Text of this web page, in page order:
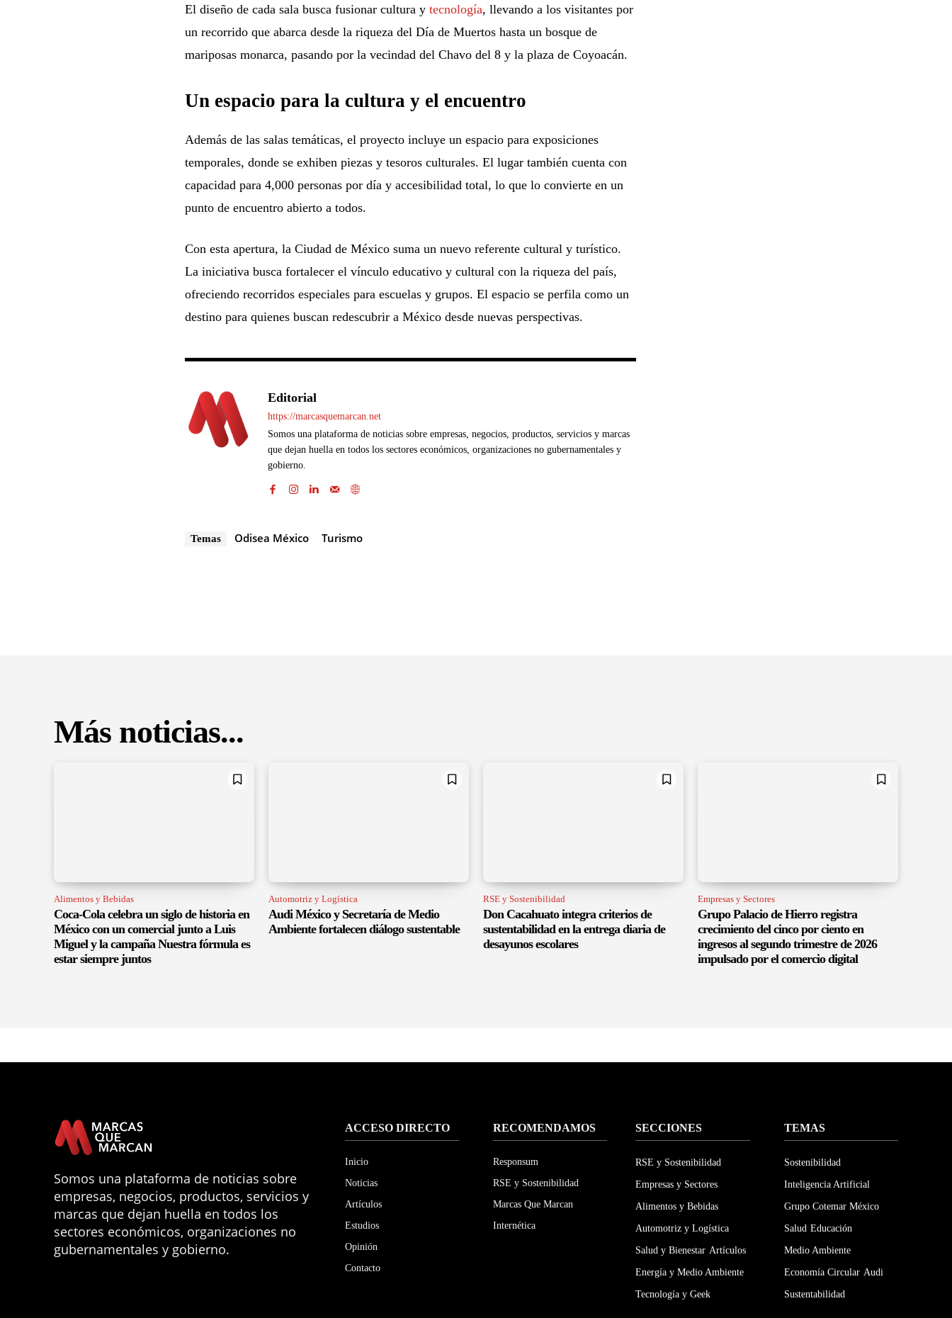
El diseño de cada sala busca fusionar cultura y tecnología, llevando a los visitantes por
un recorrido que abarca desde la riqueza del Día de Muertos hasta un bosque de
mariposas monarca, pasando por la vecindad del Chavo del 8 y la plaza de Coyoacán.
Un espacio para la cultura y el encuentro
Además de las salas temáticas, el proyecto incluye un espacio para exposiciones
temporales, donde se exhiben piezas y tesoros culturales. El lugar también cuenta con
capacidad para 4,000 personas por día y accesibilidad total, lo que lo convierte en un
punto de encuentro abierto a todos.
Con esta apertura, la Ciudad de México suma un nuevo referente cultural y turístico.
La iniciativa busca fortalecer el vínculo educativo y cultural con la riqueza del país,
ofreciendo recorridos especiales para escuelas y grupos. El espacio se perfila como un
destino para quienes buscan redescubrir a México desde nuevas perspectivas.
Editorial
https://marcasquemarcan.net
Somos una plataforma de noticias sobre empresas, negocios, productos, servicios y marcas
que dejan huella en todos los sectores económicos, organizaciones no gubernamentales y
gobierno.
Temas Odisea México Turismo
Más noticias...
Alimentos y Bebidas
Coca-Cola celebra un siglo de historia en
México con un comercial junto a Luis
Miguel y la campaña Nuestra fórmula es
estar siempre juntos
Automotriz y Logística
Audi México y Secretaría de Medio
Ambiente fortalecen diálogo sustentable
RSE y Sostenibilidad
Don Cacahuato integra criterios de
sustentabilidad en la entrega diaria de
desayunos escolares
Empresas y Sectores
Grupo Palacio de Hierro registra
crecimiento del cinco por ciento en
ingresos al segundo trimestre de 2026
impulsado por el comercio digital
Somos una plataforma de noticias sobre
empresas, negocios, productos, servicios y
marcas que dejan huella en todos los
sectores económicos, organizaciones no
gubernamentales y gobierno.
ACCESO DIRECTO
Inicio
Noticias
Artículos
Estudios
Opinión
Contacto
RECOMENDAMOS
Responsum
RSE y Sostenibilidad
Marcas Que Marcan
Internética
SECCIONES
RSE y Sostenibilidad
Empresas y Sectores
Alimentos y Bebidas
Automotriz y Logística
Salud y Bienestar Artículos
Energía y Medio Ambiente
Tecnología y Geek
TEMAS
Sostenibilidad
Inteligencia Artificial
Grupo Cotemar México
Salud Educación
Medio Ambiente
Economía Circular Audi
Sustentabilidad